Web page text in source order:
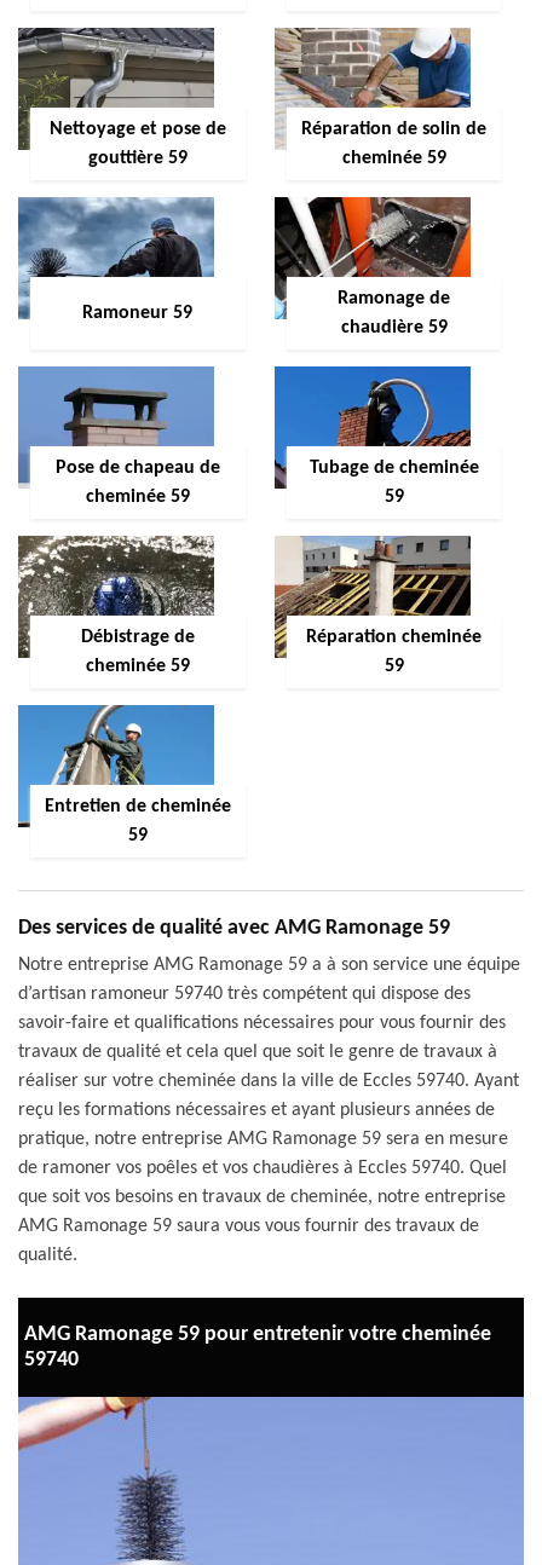
Nettoyage et pose de
gouttière 59
Réparation de solin de
cheminée 59
Ramoneur 59
Ramonage de
chaudière 59
Pose de chapeau de
cheminée 59
Tubage de cheminée
59
Débistrage de
cheminée 59
Réparation cheminée
59
Entretien de cheminée
59
Des services de qualité avec AMG Ramonage 59
Notre entreprise AMG Ramonage 59 a à son service une équipe
d’artisan ramoneur 59740 très compétent qui dispose des
savoir-faire et qualifications nécessaires pour vous fournir des
travaux de qualité et cela quel que soit le genre de travaux à
réaliser sur votre cheminée dans la ville de Eccles 59740. Ayant
reçu les formations nécessaires et ayant plusieurs années de
pratique, notre entreprise AMG Ramonage 59 sera en mesure
de ramoner vos poêles et vos chaudières à Eccles 59740. Quel
que soit vos besoins en travaux de cheminée, notre entreprise
AMG Ramonage 59 saura vous vous fournir des travaux de
qualité.
AMG Ramonage 59 pour entretenir votre cheminée
59740